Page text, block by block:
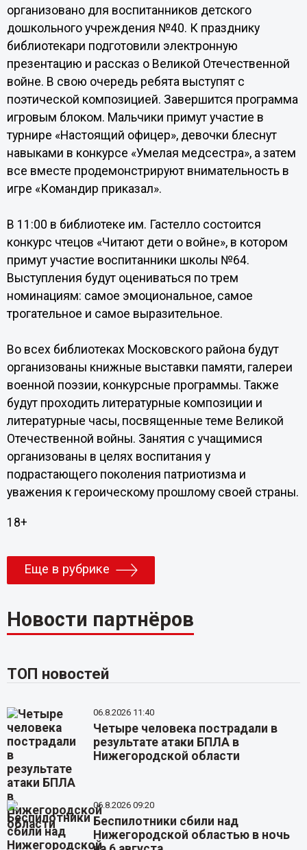
организовано для воспитанников детского
дошкольного учреждения №40. К празднику
библиотекари подготовили электронную
презентацию и рассказ о Великой Отечественной
войне. В свою очередь ребята выступят с
поэтической композицией. Завершится программа
игровым блоком. Мальчики примут участие в
турнире «Настоящий офицер», девочки блеснут
навыками в конкурсе «Умелая медсестра», а затем
все вместе продемонстрируют внимательность в
игре «Командир приказал».
В 11:00 в библиотеке им. Гастелло состоится
конкурс чтецов «Читают дети о войне», в котором
примут участие воспитанники школы №64.
Выступления будут оцениваться по трем
номинациям: самое эмоциональное, самое
трогательное и самое выразительное.
Во всех библиотеках Московского района будут
организованы книжные выставки памяти, галереи
военной поэзии, конкурсные программы. Также
будут проходить литературные композиции и
литературные часы, посвященные теме Великой
Отечественной войны. Занятия с учащимися
организованы в целях воспитания у
подрастающего поколения патриотизма и
уважения к героическому прошлому своей страны.
18+
Еще в рубрике
Новости партнёров
ТОП новостей
06.8.2026 11:40
Четыре человека пострадали в
результате атаки БПЛА в
Нижегородской области
06.8.2026 09:20
Беспилотники сбили над
Нижегородской областью в ночь